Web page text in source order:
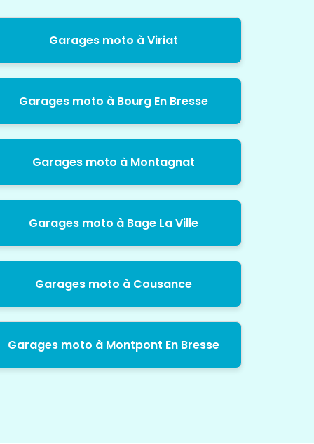
Garages moto à Viriat
Garages moto à Bourg En Bresse
Garages moto à Montagnat
Garages moto à Bage La Ville
Garages moto à Cousance
Garages moto à Montpont En Bresse